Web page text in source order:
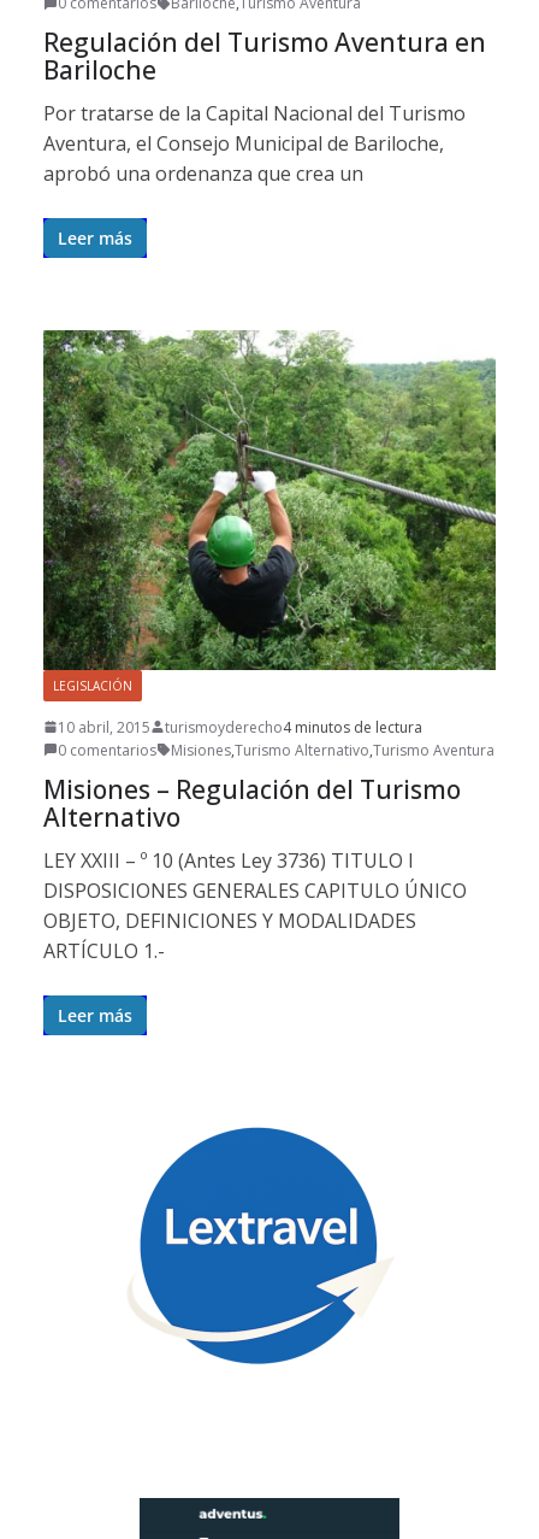
Regulación del Turismo Aventura en
Bariloche
Por tratarse de la Capital Nacional del Turismo
Aventura, el Consejo Municipal de Bariloche,
aprobó una ordenanza que crea un
Leer más
LEGISLACIÓN
10 abril, 2015 turismoyderecho4 minutos de lectura
0 comentarios
Misiones,Turismo Alternativo,Turismo Aventura
Misiones – Regulación del Turismo
Alternativo
LEY XXIII – º 10 (Antes Ley 3736) TITULO I
DISPOSICIONES GENERALES CAPITULO ÚNICO
OBJETO, DEFINICIONES Y MODALIDADES
ARTÍCULO 1.-
Leer más